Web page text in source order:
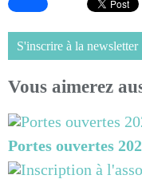
S'inscrire à la newsletter
Vous aimerez
Portes ouvertes